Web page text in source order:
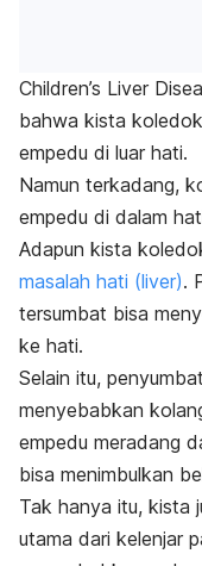
Children’s Liver
bahwa kista
empedu di luar hati.
Namun terkadang,
empedu di dalam
Adapun kista
masalah hati (liver).
tersumbat bisa
ke hati.
Selain itu,
menyebabkan
empedu meradang
bisa menimbulkan
Tak hanya itu, kista
utama dari kelenjar